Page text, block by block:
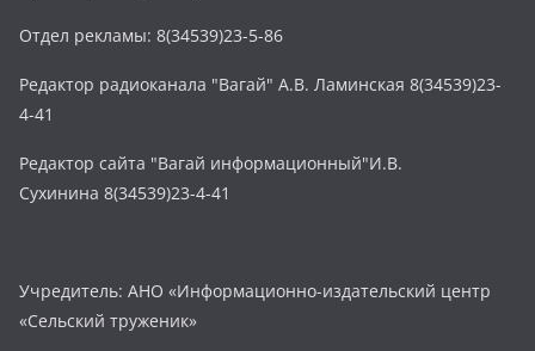
Отдел рекламы: 8(34539)23-5-86
Редактор радиоканала "Вагай" А.В. Ламинская 8(34539)23-
4-41
Редактор сайта "Вагай информационный"И.В.
Сухинина 8(34539)23-4-41
Учредитель: АНО «Информационно-издательский центр
«Сельский труженик»